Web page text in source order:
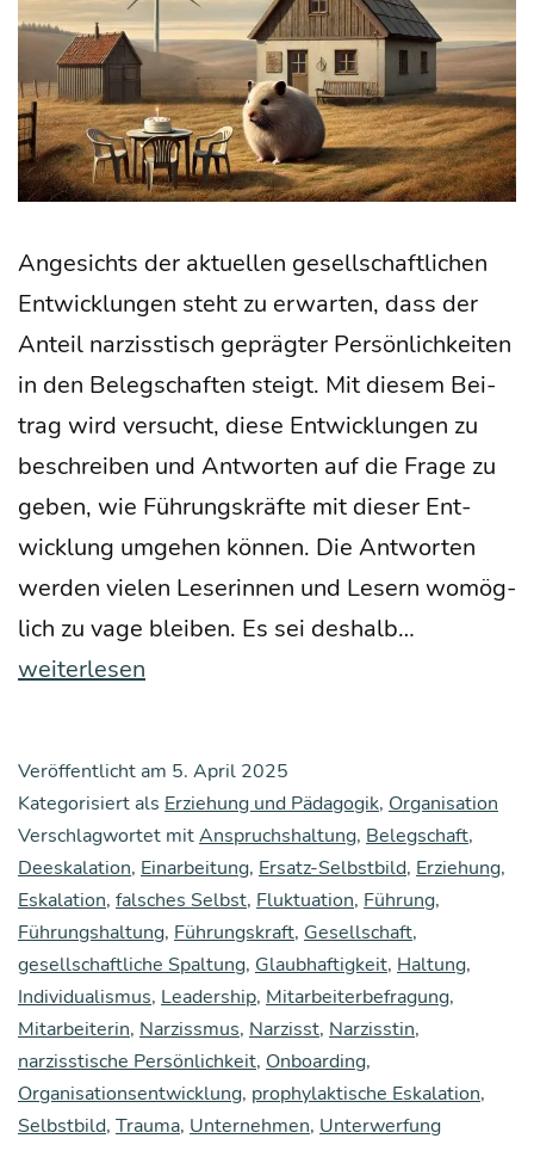
Ange­sichts der aktu­el­len gesell­schaft­li­chen
Ent­wick­lun­gen steht zu erwar­ten, dass der
Anteil nar­ziss­tisch gepräg­ter Per­sön­lich­kei­ten
in den Beleg­schaf­ten steigt. Mit die­sem Bei­
trag wird ver­sucht, die­se Ent­wick­lun­gen zu
beschrei­ben und Ant­wor­ten auf die Fra­ge zu
geben, wie Füh­rungs­kräf­te mit die­ser Ent­
wick­lung umge­hen kön­nen. Die Ant­wor­ten
wer­den vie­len Lese­rin­nen und Lesern womög­
lich zu vage blei­ben. Es sei des­halb…
Geburts­
tag
hat:
Nar­
ziss­
tisch
moti­
ter
weiterlesen
Veröffentlicht am 5. April 2025
Kategorisiert als Erziehung und Pädagogik, Organisation
Verschlagwortet mitAnspruchshaltung, Belegschaft,
Deeskalation, Einarbeitung, Ersatz-Selbstbild, Erziehung,
Eskalation, falsches Selbst, Fluktuation, Führung,
Führungshaltung, Führungskraft, Gesellschaft,
gesellschaftliche Spaltung, Glaubhaftigkeit, Haltung,
Individualismus, Leadership, Mitarbeiterbefragung,
Mitarbeiterin, Narzissmus, Narzisst, Narzisstin,
narzisstische Persönlichkeit, Onboarding,
Organisationsentwicklung, prophylaktische Eskalation,
Selbstbild, Trauma, Unternehmen, Unterwerfung